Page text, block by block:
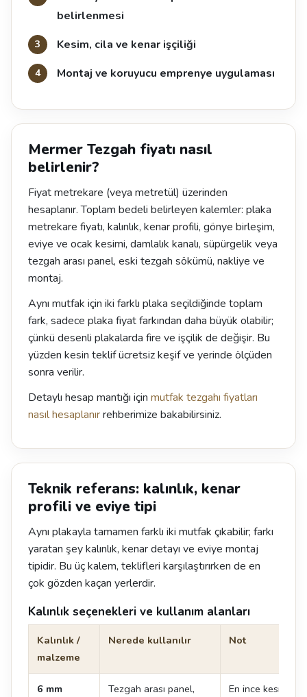
belirlenmesi
Kesim, cila ve kenar işçiliği
Montaj ve koruyucu emprenye uygulaması
Mermer Tezgah fiyatı nasıl
belirlenir?
Fiyat metrekare (veya metretül) üzerinden
hesaplanır. Toplam bedeli belirleyen kalemler: plaka
metrekare fiyatı, kalınlık, kenar profili, gönye birleşim,
eviye ve ocak kesimi, damlalık kanalı, süpürgelik veya
tezgah arası panel, eski tezgah sökümü, nakliye ve
montaj.
Aynı mutfak için iki farklı plaka seçildiğinde toplam
fark, sadece plaka fiyat farkından daha büyük olabilir;
çünkü desenli plakalarda fire ve işçilik de değişir. Bu
yüzden kesin teklif ücretsiz keşif ve yerinde ölçüden
sonra verilir.
Detaylı hesap mantığı için mutfak tezgahı fiyatları
nasıl hesaplanırrehberimize bakabilirsiniz.
Teknik referans: kalınlık, kenar
profili ve eviye tipi
Aynı plakayla tamamen farklı iki mutfak çıkabilir; farkı
yaratan şey kalınlık, kenar detayı ve eviye montaj
tipidir. Bu üç kalem, teklifleri karşılaştırırken de en
çok gözden kaçan yerlerdir.
Kalınlık seçenekleri ve kullanım alanları
Kalınlık /
malzeme
Nerede kullanılır Not
6 mm
Tezgah arası panel,
En ince kesit.